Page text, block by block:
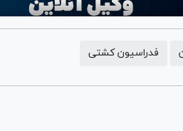
فدراسیون کشتی